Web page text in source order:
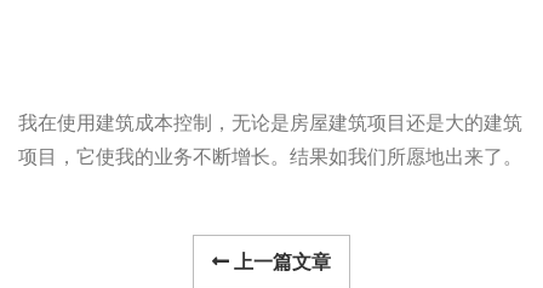
我在使用建筑成本控制，无论是房屋建筑项目还是大的建筑
项目，它使我的业务不断增长。结果如我们所愿地出来了。
上一篇文章